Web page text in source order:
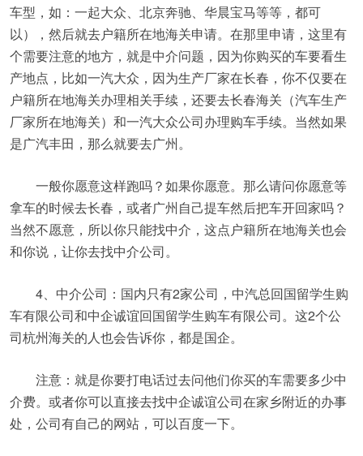
车型，如：一起大众、北京奔驰、华晨宝马等等，都可
以），然后就去户籍所在地海关申请。在那里申请，这里有
个需要注意的地方，就是中介问题，因为你购买的车要看生
产地点，比如一汽大众，因为生产厂家在长春，你不仅要在
户籍所在地海关办理相关手续，还要去长春海关（汽车生产
厂家所在地海关）和一汽大众公司办理购车手续。当然如果
是广汽丰田，那么就要去广州。
一般你愿意这样跑吗？如果你愿意。那么请问你愿意等
拿车的时候去长春，或者广州自己提车然后把车开回家吗？
当然不愿意，所以你只能找中介，这点户籍所在地海关也会
和你说，让你去找中介公司。
4、中介公司：国内只有2家公司，中汽总回国留学生购
车有限公司和中企诚谊回国留学生购车有限公司。这2个公
司杭州海关的人也会告诉你，都是国企。
注意：就是你要打电话过去问他们你买的车需要多少中
介费。或者你可以直接去找中企诚谊公司在家乡附近的办事
处，公司有自己的网站，可以百度一下。